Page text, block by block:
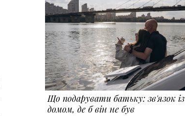
Що подарувати батьку: зв'язок із
домом, де б він не був